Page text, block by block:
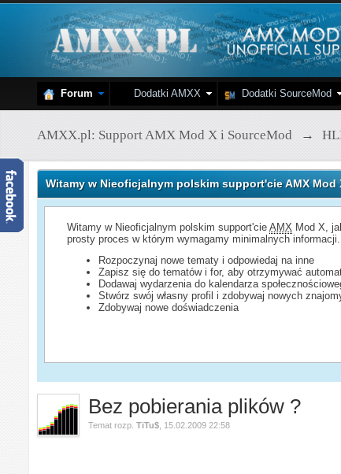
Forum Dodatki AMXX Dodatki SourceMod
AMXX.pl: Support AMX Mod X i SourceMod →
Witamy w Nieoficjalnym polskim support'cie AMX Mod
Witamy w Nieoficjalnym polskim support'cieAMX Mod X,
prosty proces w którym wymagamy minimalnych informacji.
Rozpoczynaj nowe tematy i odpowiedaj na inne
Zapisz się do tematów i for, aby otrzymywać
Dodawaj wydarzenia do kalendarza
Stwórz swój własny profil i zdobywaj nowych
Zdobywaj nowe doświadczenia
Bez pobierania plików ?
Temat rozp.TiTu$ 15.02.2009 22:58